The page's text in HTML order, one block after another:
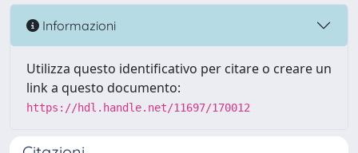
Informazioni
Utilizza questo identificativo per citare o creare un
link a questo documento:
https://hdl.handle.net/11697/170012